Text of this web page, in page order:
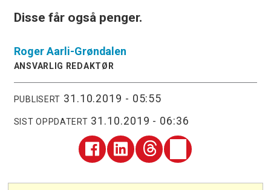
Disse får også penger.
Roger Aarli-Grøndalen
ANSVARLIG REDAKTØR
PUBLISERT 31.10.2019 - 05:55
SIST OPPDATERT 31.10.2019 - 06:36